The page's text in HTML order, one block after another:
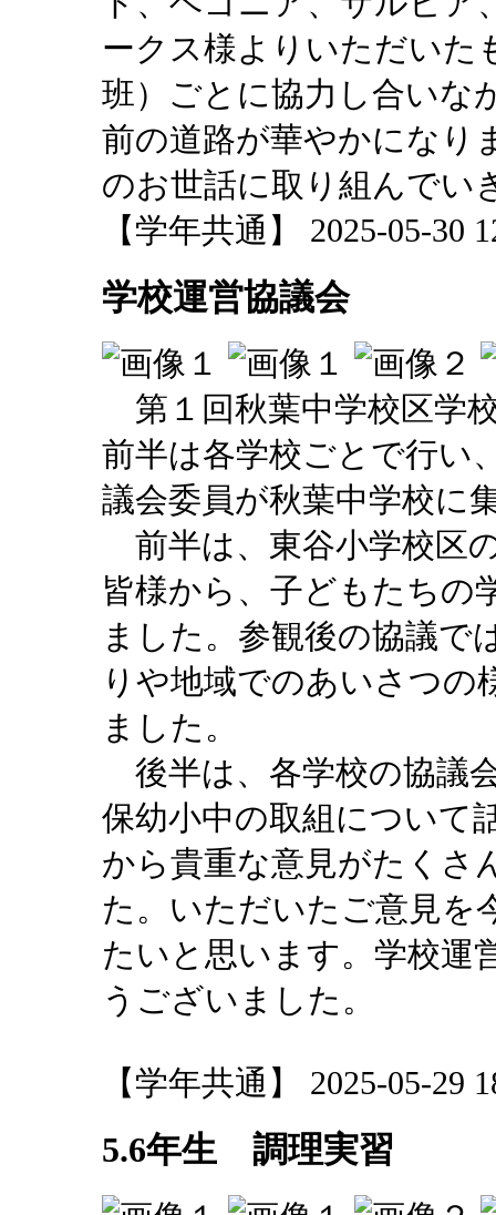
ークス様よりいただいた
班）ごとに協力し合いな
前の道路が華やかになり
のお世話に取り組んでい
【学年共通】 2025-05-30
学校運営協議会
第１回秋葉中学校区学
前半は各学校ごとで行い
議会委員が秋葉中学校に
前半は、東谷小学校区
皆様から、子どもたちの
ました。参観後の協議で
りや地域でのあいさつの
ました。
後半は、各学校の協議
保幼小中の取組について
から貴重な意見がたくさ
た。いただいたご意見を
たいと思います。学校運
うございました。
【学年共通】 2025-05-29
5.6年生 調理実習